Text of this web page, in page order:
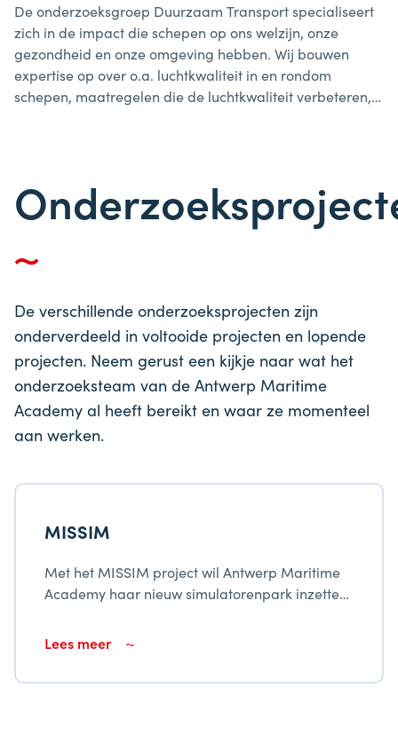
De onderzoeksgroep Duurzaam Transport specialiseert
zich in de impact die schepen op ons welzijn, onze
gezondheid en onze omgeving hebben. Wij bouwen
expertise op over o.a. luchtkwaliteit in en rondom
schepen, maatregelen die de luchtkwaliteit verbeteren,
De verschillende onderzoeksprojecten zijn
onderverdeeld in voltooide projecten en lopende
projecten. Neem gerust een kijkje naar wat het
onderzoeksteam van de Antwerp Maritime
Academy al heeft bereikt en waar ze momenteel
aan werken.
MISSIM
Met het MISSIM project wil Antwerp Maritime
Academy haar nieuw simulatorenpark inzetten
weefsel in Vlaanderen te moderniseren en
Lees meer